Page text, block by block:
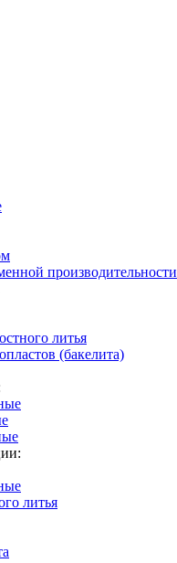
производительности
литья
(бакелита)
литья